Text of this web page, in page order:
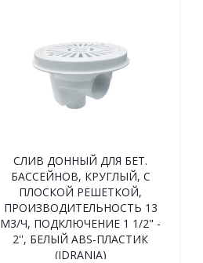
СЛИВ ДОННЫЙ ДЛЯ БЕТ.
БАССЕЙНОВ, КРУГЛЫЙ, С
ПЛОСКОЙ РЕШЕТКОЙ,
ПРОИЗВОДИТЕЛЬНОСТЬ 13
М3/Ч, ПОДКЛЮЧЕНИЕ 1 1/2" -
2'', БЕЛЫЙ ABS-ПЛАСТИК
(IDRANIA)